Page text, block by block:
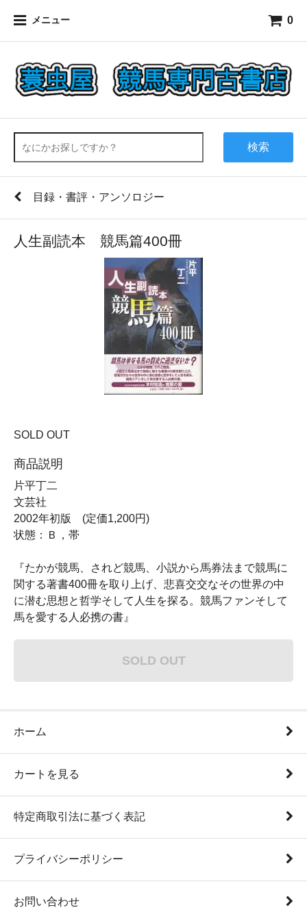
メニュー 0
検索
目録・書評・アンソロジー
人生副読本 競馬篇400冊
SOLD OUT
商品説明
片平丁二
文芸社
2002年初版 (定価1,200円)
状態：Ｂ，帯
『たかが競馬、されど競馬、小説から馬券法まで競馬に
関する著書400冊を取り上げ、悲喜交交なその世界の中
に潜む思想と哲学そして人生を探る。競馬ファンそして
馬を愛する人必携の書』
SOLD OUT
ホーム
カートを見る
特定商取引法に基づく表記
プライバシーポリシー
お問い合わせ